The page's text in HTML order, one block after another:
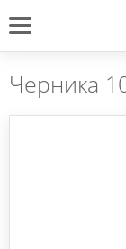
Черника